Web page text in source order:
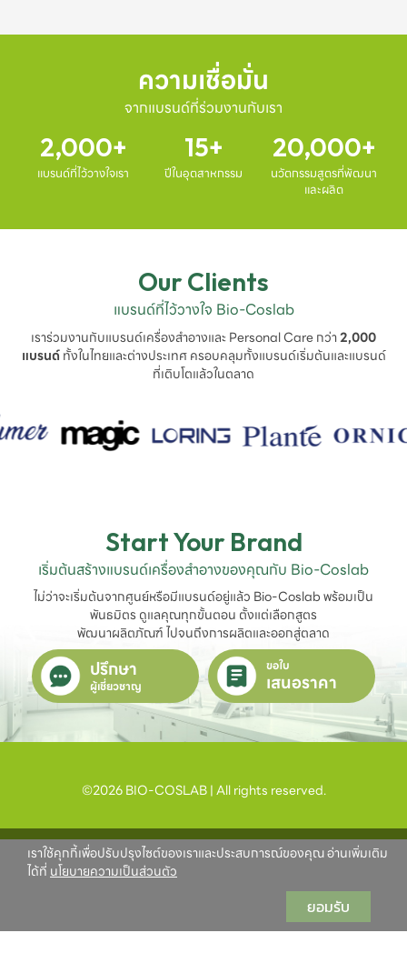
ความเชื่อมั่น
จากแบรนด์ที่ร่วมงานกับเรา
2,000
แบรนด์ที่ไว้วางใจเรา
15
ปีในอุตสาหกรรม
20,000
นวัตกรรมสูตรที่พัฒนา
และผลิต
Our Clients
แบรนด์ที่ไว้วางใจ Bio-Coslab
เราร่วมงานกับแบรนด์เครื่องสำอางและ Personal Care กว่า2,000
แบรนด์ทั้งในไทยและต่างประเทศ ครอบคลุมทั้งแบรนด์เริ่มต้นและแบรนด์
ที่เติบโตแล้วในตลาด
Start Your Brand
เริ่มต้นสร้างแบรนด์เครื่องสำอางของคุณกับ Bio-Coslab
ไม่ว่าจะเริ่มต้นจากศูนย์หรือมีแบรนด์อยู่แล้ว Bio-Coslab พร้อมเป็น
พันธมิตร ดูแลคุณทุกขั้นตอน ตั้งแต่เลือกสูตร
พัฒนาผลิตภัณฑ์ ไปจนถึงการผลิตและออกสู่ตลาด
ปรึกษา
ผู้เชี่ยวชาญ
ขอใบ
เสนอราคา
©2026 BIO-COSLAB | All rights reserved.
เราใช้คุกกี้เพื่อปรับปรุงไซต์ของเราและประสบการณ์ของคุณ อ่านเพิ่มเติม
ได้ที่ นโยบายความเป็นส่วนตัว
ยอมรับ